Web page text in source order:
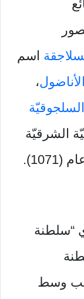
اسم
الأناضول،
الشرقيّة
“سلطنة
وسط